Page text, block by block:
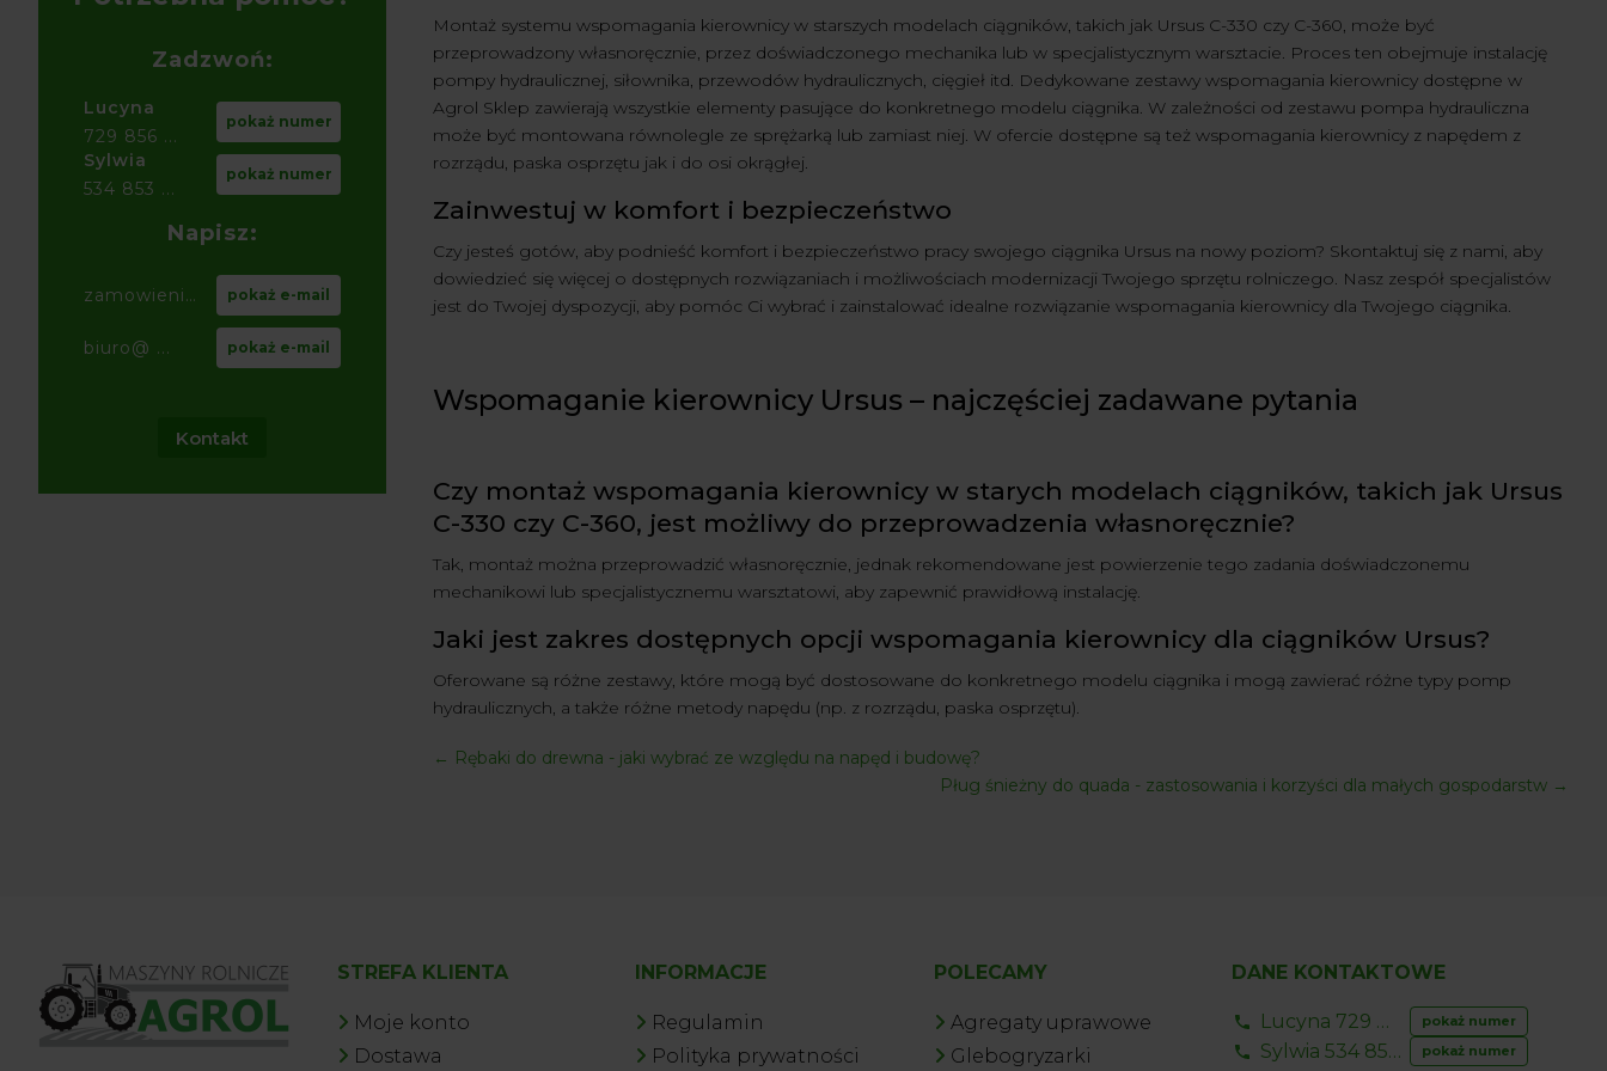
Zadzwoń:
Lucyna
729 856 ...
pokaż numer
Sylwia
534 853 ...
pokaż numer
Napisz:
zamowienia@ ... pokaż e-mail
biuro@ ... pokaż e-mail
Kontakt
Montaż systemu wspomagania kierownicy w starszych modelach ciągników, takich jak Ursus C-330 czy C-360, może być
przeprowadzony własnoręcznie, przez doświadczonego mechanika lub w specjalistycznym warsztacie. Proces ten obejmuje instalację
pompy hydraulicznej, siłownika, przewodów hydraulicznych, cięgieł itd. Dedykowane zestawy wspomagania kierownicy dostępne w
Agrol Sklep zawierają wszystkie elementy pasujące do konkretnego modelu ciągnika. W zależności od zestawu pompa hydrauliczna
może być montowana równolegle ze sprężarką lub zamiast niej. W ofercie dostępne są też wspomagania kierownicy z napędem z
rozrządu, paska osprzętu jak i do osi okrągłej.
Zainwestuj w komfort i bezpieczeństwo
Czy jesteś gotów, aby podnieść komfort i bezpieczeństwo pracy swojego ciągnika Ursus na nowy poziom? Skontaktuj się z nami, aby
dowiedzieć się więcej o dostępnych rozwiązaniach i możliwościach modernizacji Twojego sprzętu rolniczego. Nasz zespół specjalistów
jest do Twojej dyspozycji, aby pomóc Ci wybrać i zainstalować idealne rozwiązanie wspomagania kierownicy dla Twojego ciągnika.
Wspomaganie kierownicy Ursus – najczęściej zadawane pytania
Czy montaż wspomagania kierownicy w starych modelach ciągników, takich jak Ursus
C-330 czy C-360, jest możliwy do przeprowadzenia własnoręcznie?
Tak, montaż można przeprowadzić własnoręcznie, jednak rekomendowane jest powierzenie tego zadania doświadczonemu
mechanikowi lub specjalistycznemu warsztatowi, aby zapewnić prawidłową instalację.
Jaki jest zakres dostępnych opcji wspomagania kierownicy dla ciągników Ursus?
Oferowane są różne zestawy, które mogą być dostosowane do konkretnego modelu ciągnika i mogą zawierać różne typy pomp
hydraulicznych, a także różne metody napędu (np. z rozrządu, paska osprzętu).
← Rębaki do drewna - jaki wybrać ze względu na napęd i budowę?
Pług śnieżny do quada - zastosowania i korzyści dla małych gospodarstw→
STREFA KLIENTA
Moje konto
Dostawa
INFORMACJE
Regulamin
Polityka prywatności
POLECAMY
Agregaty uprawowe
Glebogryzarki
DANE KONTAKTOWE
Lucyna 729 856 ... pokaż numer
Sylwia 534 853 ... pokaż numer